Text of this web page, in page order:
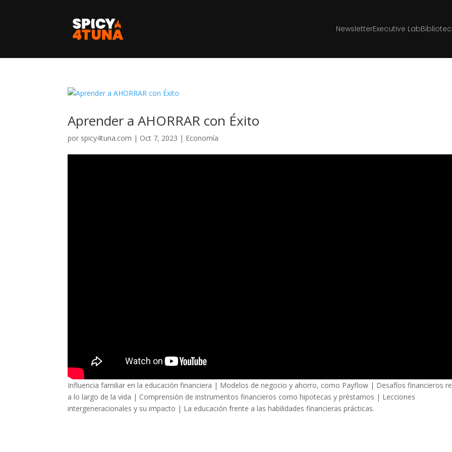
NewsletterExecutive Lab
Aprender a AHORRAR con Éxito
por spicy4tuna.com | Oct 7, 2023 | Economía
Influencia familiar en la educación financiera | Modelos de negocio y ahorro, como Payflow | Desafíos financieros
a lo largo de la vida | Comprensión de instrumentos financieros como hipotecas y préstamos | Lecciones
intergeneracionales y su impacto | La educación frente a las habilidades financieras prácticas.